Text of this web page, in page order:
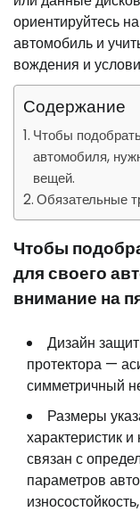
ориентируйтесь
автомобиль и
вождения и
Содержание
Чтобы
автомобиля,
вещей.
Обязательные
Чтобы
для своего
внимание на
Дизайн
протектора —
симметричный
Размеры
характеристик
связан с
параметров